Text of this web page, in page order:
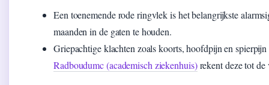
Een toenemende rode ringvlek is het belangrijkste
maanden in de gaten te houden.
Griepachtige klachten zoals koorts, hoofdpijn en
Radboudumc (academisch ziekenhuis)rekent deze tot de